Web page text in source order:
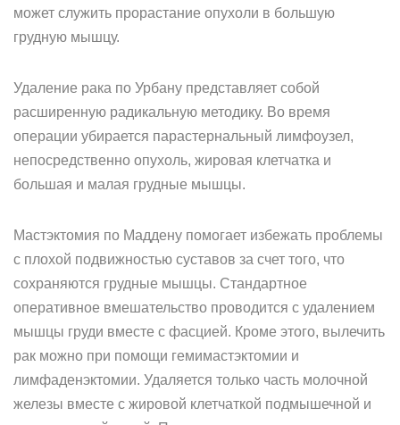
может служить прорастание опухоли в большую
грудную мышцу.
Удаление рака по Урбану представляет собой
расширенную радикальную методику. Во время
операции убирается парастернальный лимфоузел,
непосредственно опухоль, жировая клетчатка и
большая и малая грудные мышцы.
Мастэктомия по Маддену помогает избежать проблемы
с плохой подвижностью суставов за счет того, что
сохраняются грудные мышцы. Стандартное
оперативное вмешательство проводится с удалением
мышцы груди вместе с фасцией. Кроме этого, вылечить
рак можно при помощи гемимастэктомии и
лимфаденэктомии. Удаляется только часть молочной
железы вместе с жировой клетчаткой подмышечной и